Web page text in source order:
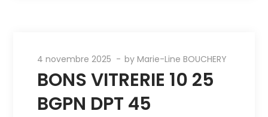
4 novembre 2025 byMarie-Line BOUCHERY
BONS VITRERIE 10 25
BGPN DPT 45